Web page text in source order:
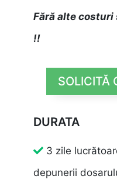
Fără alte
!!
SOLICITĂ
DURATA
3 zile
depunerii